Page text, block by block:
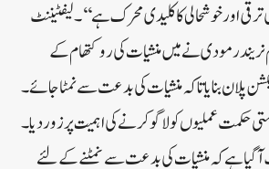
اور خوشحالی کا کلیدی محرک ہے ‘‘ ۔ لیفٹیننٹ
مودی نے میں منشیات کی روکتھام کے
ایکشن پلان بنایا تاکہ منشیات کی بدعت سے نمٹاجائے۔
حکمت عملیوں کو لاگو کرنے کی اہمیت پر زور دیا ۔
ہے کہ منشیات کی بدعت سے نمٹنے کے لئے